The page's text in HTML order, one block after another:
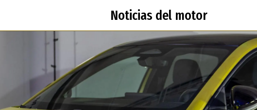
Noticias del motor